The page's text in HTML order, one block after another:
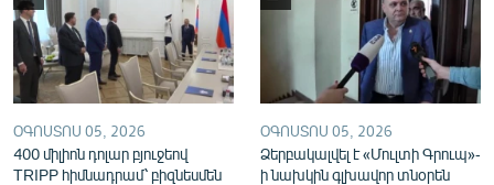
ՕԳՈՍՏՈՍ 05, 2026
400 միլիոն դոլար բյուջեով
TRIPP հիմնադրամ՝ բիզնեսմեն
ՕԳՈՍՏՈՍ 05, 2026
Ձերբակալվել է «Մուլտի Գրուպ»-
ի նախկին գլխավոր տնօրեն